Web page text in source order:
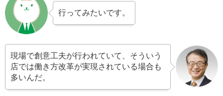
行ってみたいです。
現場で創意工夫が行われていて、そういう
店では働き方改革が実現されている場合も
多いんだ。